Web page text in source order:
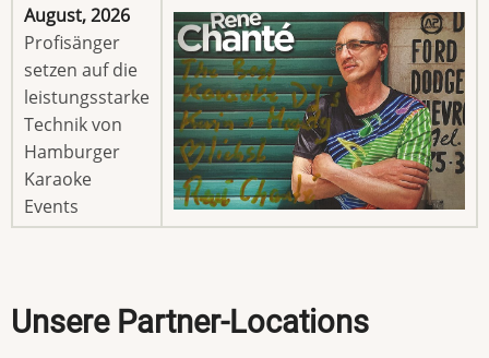
August, 2026
Profisänger
setzen auf die
leistungsstarke
Technik von
Hamburger
Karaoke
Events
Unsere Partner-Locations